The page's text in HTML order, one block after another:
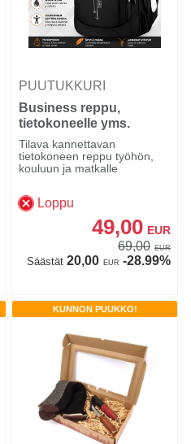
PUUTUKKURI
Business reppu,
tietokoneelle yms.
Tilava kannettavan
tietokoneen reppu työhön,
kouluun ja matkalle
Loppu
49,00 EUR
69,00 EUR
Säästät20,00 EUR -28.99%
KUNNON PUUKKO!